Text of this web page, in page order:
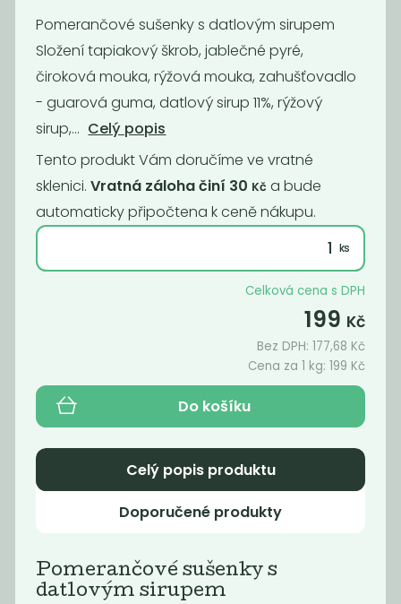
Oblíbené
kokosky
Slané krekry s
mlátem z...
Slané krekry s
mlátem z...
Pomerančové sušenky s datlovým sirupem
Složení tapiakový škrob, jablečné pyré,
čiroková mouka, rýžová mouka, zahušťovadlo
- guarová guma, datlový sirup 11%, rýžový
sirup,... Celý popis
Tento produkt Vám doručíme ve vratné
sklenici. Vratná záloha činí 30 Kč a bude
automaticky připočtena k ceně nákupu.
Celková cena s DPH
199 Kč
Bez DPH:177,68 Kč
Cena za 1 kg:199 Kč
Do košíku
Celý popis produktu
Doporučené produkty
Pomerančové sušenky s
datlovým sirupem